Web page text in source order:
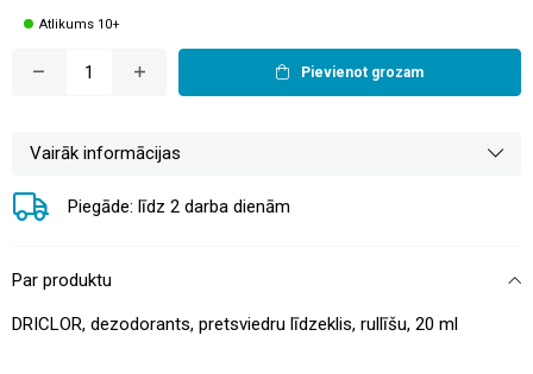
Atlikums 10+
Pievienot grozam
Vairāk informācijas
Piegāde: līdz 2 darba dienām
Par produktu
DRICLOR, dezodorants, pretsviedru līdzeklis, rullīšu, 20 ml